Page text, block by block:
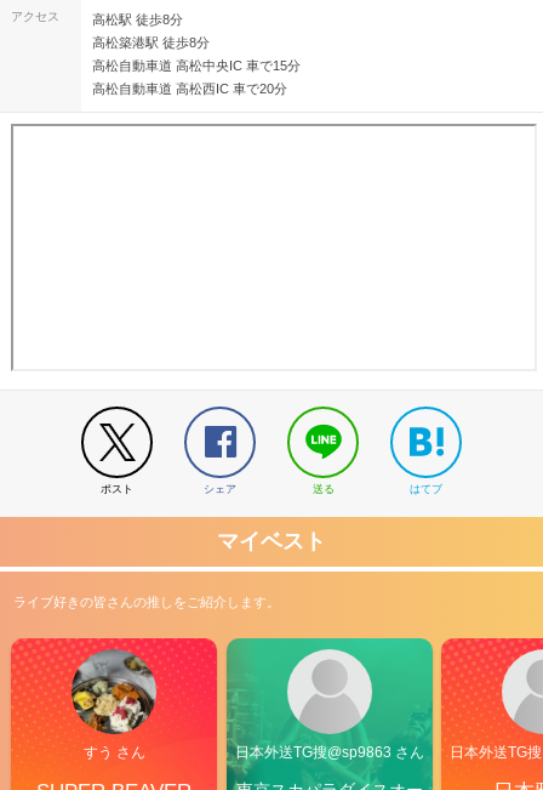
アクセス
高松駅 徒歩8分
高松築港駅 徒歩8分
高松自動車道 高松中央IC 車で15分
高松自動車道 高松西IC 車で20分
ポスト シェア 送る はてブ
マイベスト
ライブ好きの皆さんの推しをご紹介します。
すう さん 日本外送TG搜@sp9863 さん 日本外送TG